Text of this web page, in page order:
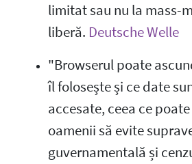
limitat sau nu la mass-
liberă. Deutsche Welle
"Browserul poate
îl folosește și ce date
accesate, ceea ce
oamenii să evite
guvernamentală și